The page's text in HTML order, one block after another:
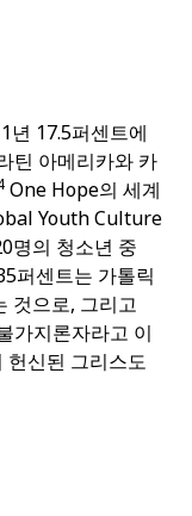
년 17.5퍼센트에
틴 아메리카와 카
One Hope의 세계
Youth Culture
명의 청소년 중
퍼센트는 가톨릭
것으로, 그리고
가지론자라고 이
헌신된 그리스도